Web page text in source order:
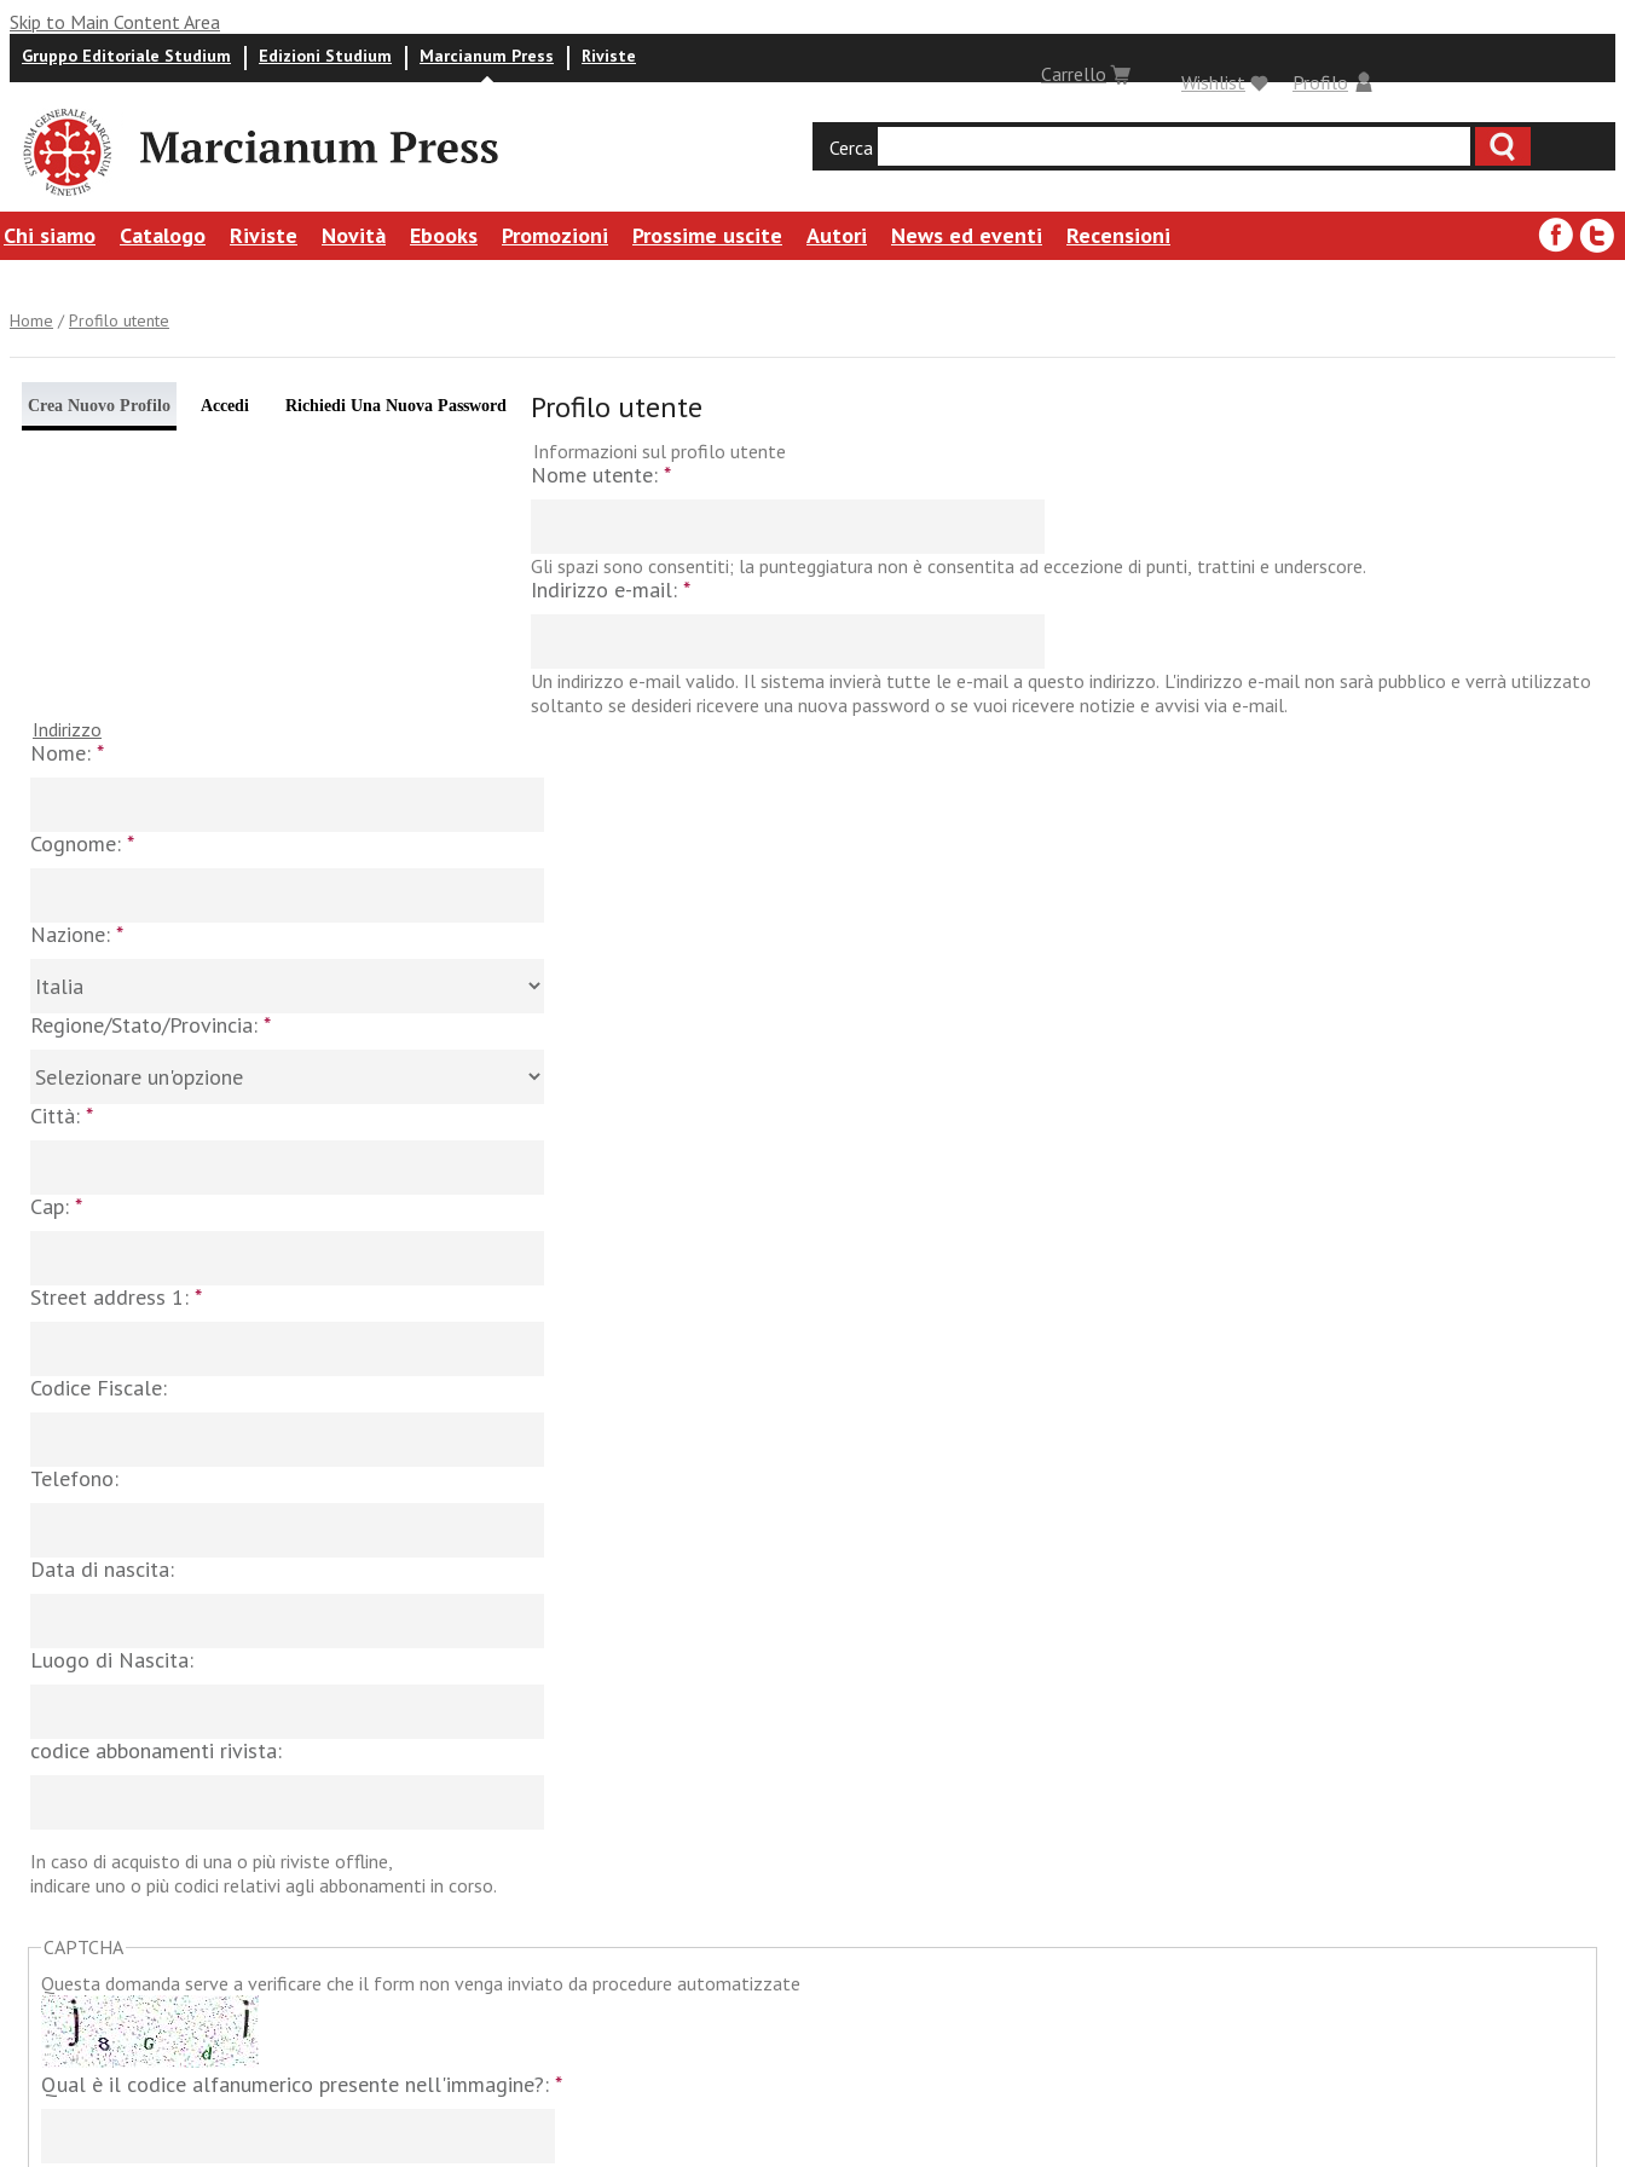
Skip to Main Content Area
Gruppo Editoriale Studium Edizioni Studium Marcianum Press Riviste
Carrello Profilo
Wishlist
Cerca
Chi siamo Catalogo Riviste Novità Ebooks Promozioni Prossime uscite Autori News ed eventi Recensioni
Home / Profilo utente
Crea Nuovo Profilo Accedi Richiedi Una Nuova Password Profilo utente
Informazioni sul profilo utente
Nome utente: *
Gli spazi sono consentiti; la punteggiatura non è consentita ad eccezione di punti, trattini e underscore.
Indirizzo e-mail: *
Un indirizzo e-mail valido. Il sistema invierà tutte le e-mail a questo indirizzo. L'indirizzo e-mail non sarà pubblico e verrà utilizzato
soltanto se desideri ricevere una nuova password o se vuoi ricevere notizie e avvisi via e-mail.
Indirizzo
Nome: *
Cognome: *
Nazione: *
Regione/Stato/Provincia: *
Città: *
Cap: *
Street address 1: *
Codice Fiscale:
Telefono:
Data di nascita:
Luogo di Nascita:
codice abbonamenti rivista:
In caso di acquisto di una o più riviste offline,
indicare uno o più codici relativi agli abbonamenti in corso.
CAPTCHA
Questa domanda serve a verificare che il form non venga inviato da procedure automatizzate
Qual è il codice alfanumerico presente nell'immagine?: *